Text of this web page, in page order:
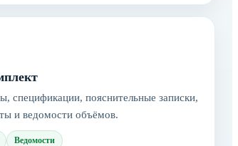
спецификации, пояснительные записки,
и ведомости объёмов.
Ведомости